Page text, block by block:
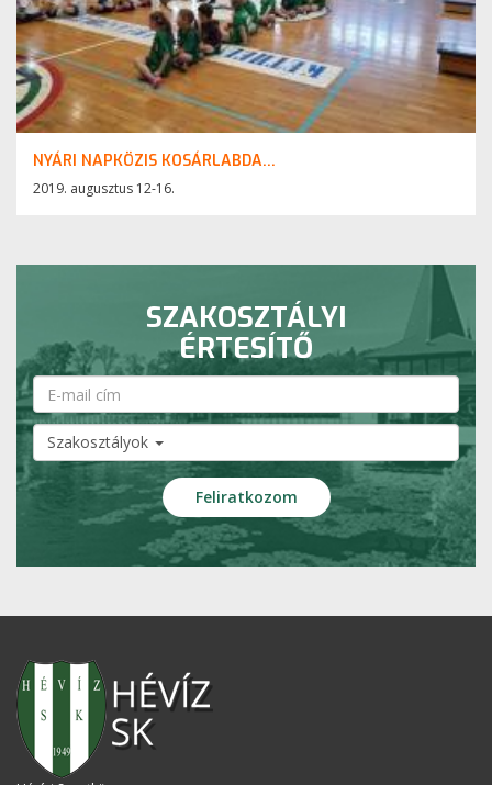
NYÁRI NAPKÖZIS KOSÁRLABDA...
2019. augusztus 12-16.
SZAKOSZTÁLYI
ÉRTESÍTŐ
Szakosztályok